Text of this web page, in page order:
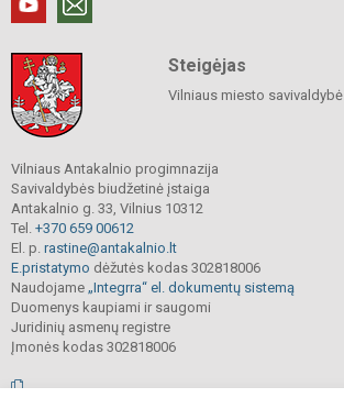
Steigėjas
Vilniaus miesto savivaldybė
Vilniaus Antakalnio progimnazija
Savivaldybės biudžetinė įstaiga
Antakalnio g. 33, Vilnius 10312
Tel. +370 659 00612
El. p. rastine@antakalnio.lt
E.pristatymo dėžutės kodas 302818006
Naudojame „Integrra“ el. dokumentų sistemą
Duomenys kaupiami ir saugomi
Juridinių asmenų registre
Įmonės kodas 302818006